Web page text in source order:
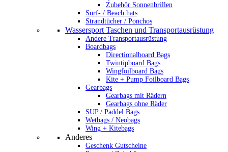
Zubehör Sonnenbrillen
Surf- / Beach hats
Strandtücher / Ponchos
Wassersport Taschen und Transportausrüstung
Andere Transportausrüstung
Boardbags
Directionalboard Bags
Twintipboard Bags
Wingfoilboard Bags
Kite + Pump Foilboard Bags
Gearbags
Gearbags mit Rädern
Gearbags ohne Räder
SUP / Paddel Bags
Wetbags / Neobags
Wing + Kitebags
Anderes
Geschenk Gutscheine